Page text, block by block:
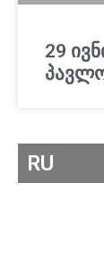
29
RU